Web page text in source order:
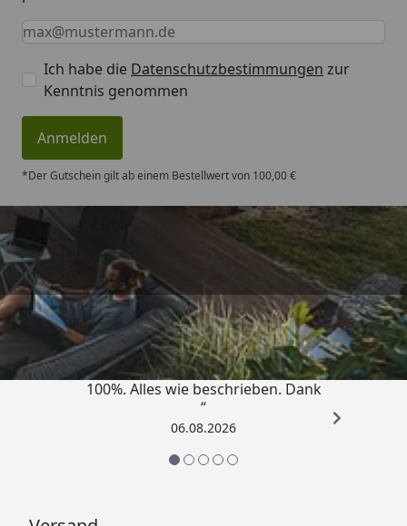
Keine Eingabe erforderlich
Eingabe erforderlich
E-Mail *
Ich habe die Datenschutzbestimmungen zur
Kenntnis genommen
Anmelden
*Der Gutschein gilt ab einem Bestellwert von 100,00 €
Trusted Shops
4,83/ 5
„Super schnell gelifert. Ware passt
100%. Alles wie beschrieben. Dank
“
06.08.2026